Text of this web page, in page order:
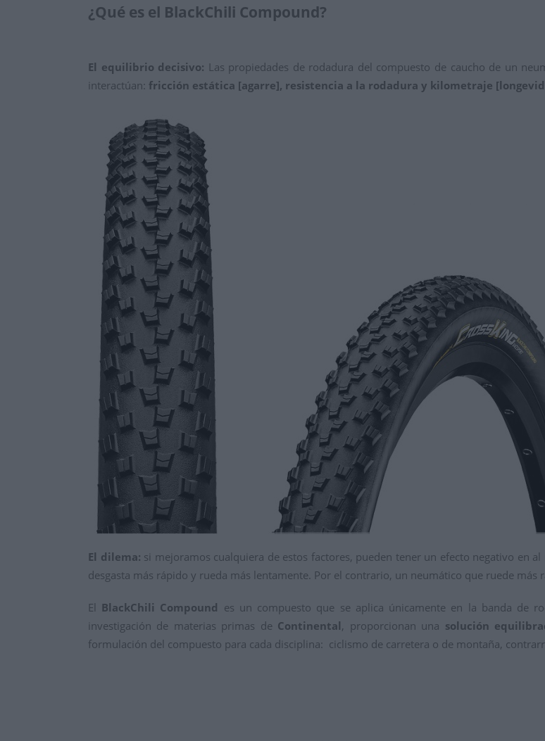
¿Qué es el BlackChili Compound?
El equilibrio decisivo: Las propiedades de rodadura del compuesto de caucho de un
interactúan: fricción estática [agarre], resistencia a la rodadura y kilometraje
El dilema: si mejoramos cualquiera de estos factores, pueden tener un efecto negativo en
desgasta más rápido y rueda más lentamente. Por el contrario, un neumático que ruede más
El BlackChili Compound es un compuesto que se aplica únicamente en la banda de
investigación de materias primas de Continental, proporcionan una solución
formulación del compuesto para cada disciplina: ciclismo de carretera o de montaña,